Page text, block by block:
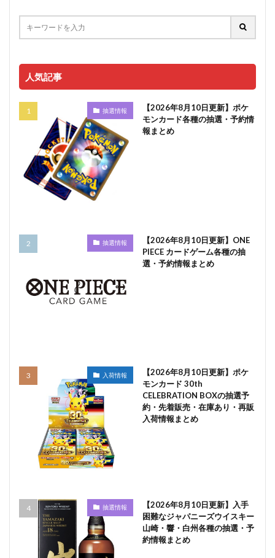
人気記事
抽選情報
【2026年8月10日更新】ポケ
モンカード各種の抽選・予約情
報まとめ
抽選情報
【2026年8月10日更新】ONE
PIECE カードゲーム各種の抽
選・予約情報まとめ
入荷情報
【2026年8月10日更新】ポケ
モンカード 30th
CELEBRATION BOXの抽選予
約・先着販売・在庫あり・再販
入荷情報まとめ
抽選情報
【2026年8月10日更新】入手
困難なジャパニーズウイスキー
山崎・響・白州各種の抽選・予
約情報まとめ